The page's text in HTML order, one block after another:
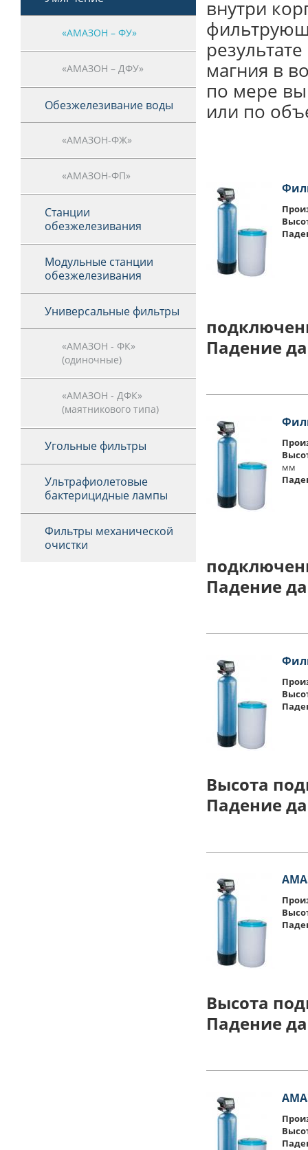
внутри
магния в
по мере
или по
Падение
мм
Падение
Высота
Падение
Высота
Падение
«АМАЗОН – ФУ»
«АМАЗОН – ДФУ»
Обезжелезивание воды
«АМАЗОН-ФЖ»
«АМАЗОН-ФП»
Станции
обезжелезивания
Модульные станции
обезжелезивания
Универсальные фильтры
«АМАЗОН - ФК»
(одиночные)
«АМАЗОН - ДФК»
(маятникового типа)
Угольные фильтры
Ультрафиолетовые
бактерицидные лампы
Фильтры механической
очистки